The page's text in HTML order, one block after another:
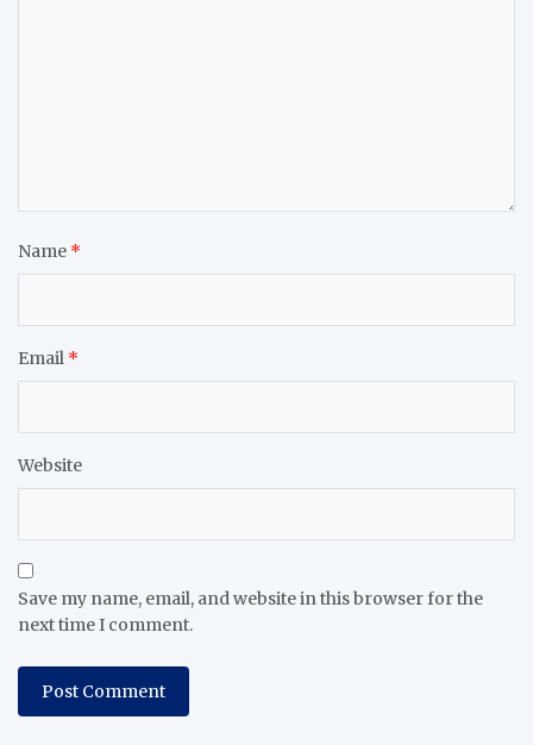
Name *
Email *
Website
Save my name, email, and website in this browser for the
next time I comment.